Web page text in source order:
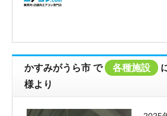
3馬力をお取り付け
なったとのお言葉も
ます。これからもお
かすみがうら市 で 各種施設
様より